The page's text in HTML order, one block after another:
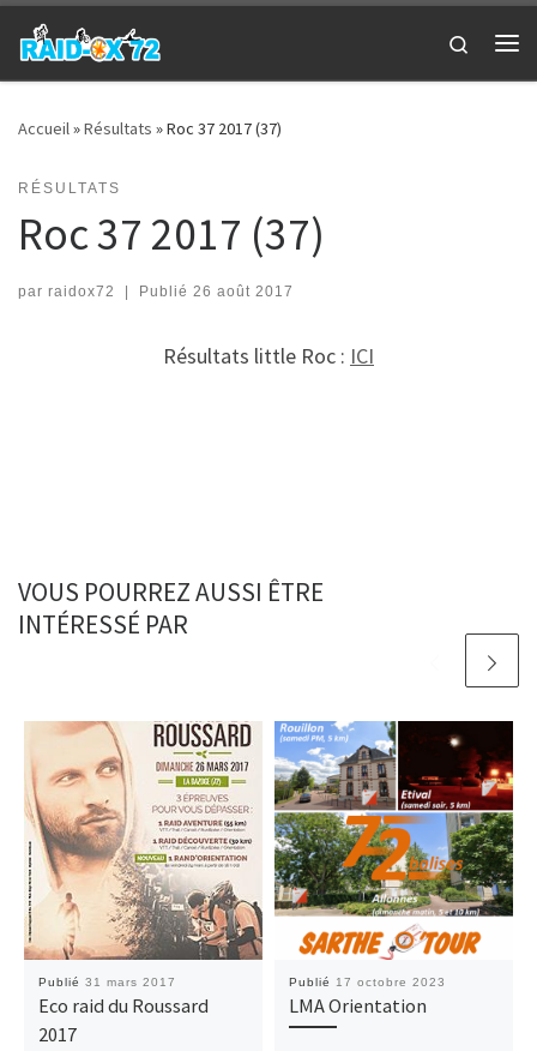
Passer au contenu
Search
Accueil»Résultats »Roc 37 2017 (37)
RÉSULTATS
Roc 37 2017 (37)
par raidox72 | Publié 26 août 2017
Résultats little Roc : ICI
VOUS POURREZ AUSSI ÊTRE
INTÉRESSÉ PAR
Publié 31 mars 2017
Eco raid du Roussard
2017
Publié 17 octobre 2023
LMA Orientation